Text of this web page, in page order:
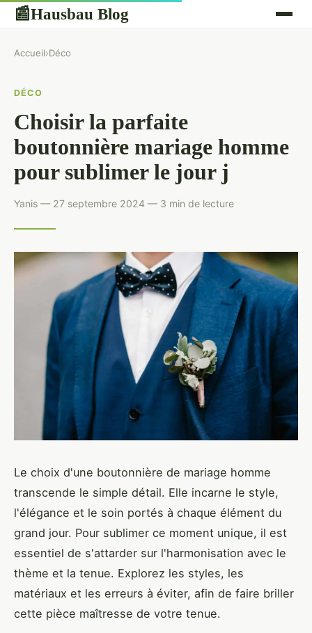
📰Hausbau Blog
Accueil›Déco
DÉCO
Choisir la parfaite
boutonnière mariage homme
pour sublimer le jour j
Yanis — 27 septembre 2024 — 3 min de lecture
Le choix d'une boutonnière de mariage homme
transcende le simple détail. Elle incarne le style,
l'élégance et le soin portés à chaque élément du
grand jour. Pour sublimer ce moment unique, il est
essentiel de s'attarder sur l'harmonisation avec le
thème et la tenue. Explorez les styles, les
matériaux et les erreurs à éviter, afin de faire briller
cette pièce maîtresse de votre tenue.